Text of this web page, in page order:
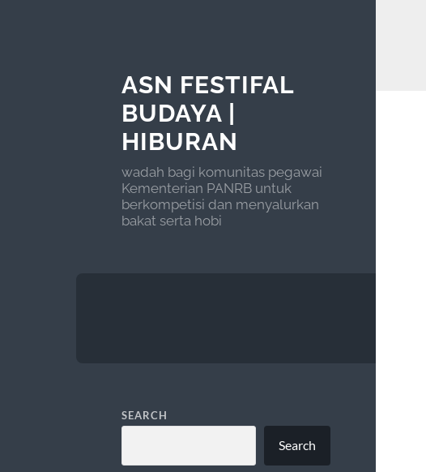
ASN FESTIFAL
BUDAYA |
HIBURAN
wadah bagi komunitas pegawai
Kementerian PANRB untuk
berkompetisi dan menyalurkan
bakat serta hobi
SEARCH
Search